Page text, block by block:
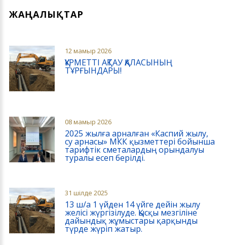
ЖАҢАЛЫҚТАР
12 мамыр 2026
ҚҰРМЕТТІ АҚТАУ ҚАЛАСЫНЫҢ
ТҰРҒЫНДАРЫ!
08 мамыр 2026
2025 жылға арналған «Каспий жылу,
су арнасы» МКК қызметтері бойынша
тарифтік сметалардың орындалуы
туралы есеп берілді.
31 шілде 2025
13 ш/а 1 үйден 14 үйге дейін жылу
желісі жүргізілуде. Қысқы мезгіліне
дайындық жұмыстары қарқынды
түрде жүріп жатыр.